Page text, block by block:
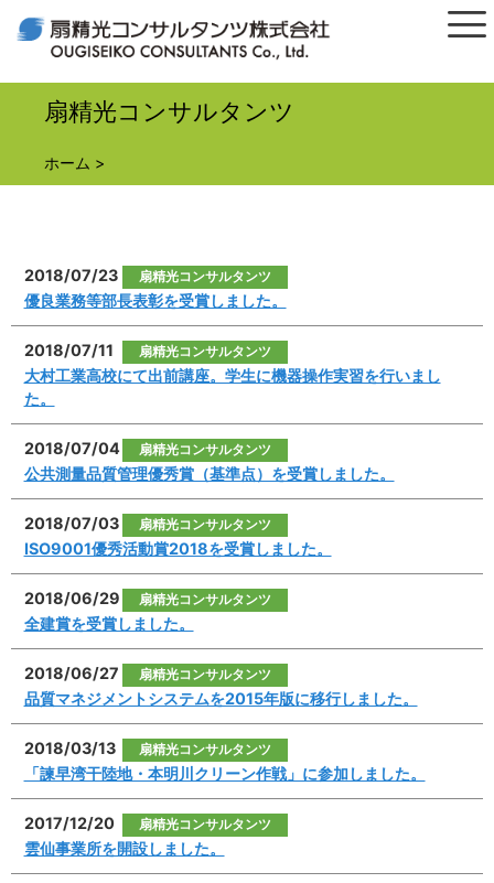
扇精光コンサルタンツ
ホーム >
2018/07/23 扇精光コンサルタンツ
優良業務等部長表彰を受賞しました。
2018/07/11 扇精光コンサルタンツ
大村工業高校にて出前講座。学生に機器操作実習を行いまし
た。
2018/07/04 扇精光コンサルタンツ
公共測量品質管理優秀賞（基準点）を受賞しました。
2018/07/03 扇精光コンサルタンツ
ISO9001優秀活動賞2018を受賞しました。
2018/06/29 扇精光コンサルタンツ
全建賞を受賞しました。
2018/06/27 扇精光コンサルタンツ
品質マネジメントシステムを2015年版に移行しました。
2018/03/13 扇精光コンサルタンツ
「諫早湾干陸地・本明川クリーン作戦」に参加しました。
2017/12/20 扇精光コンサルタンツ
雲仙事業所を開設しました。